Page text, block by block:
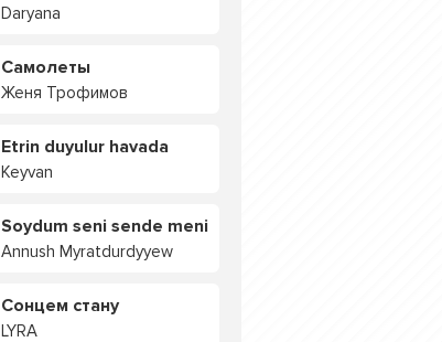
Daryana
Самолеты
Женя Трофимов
Etrin duyulur havada
Keyvan
Soydum seni sende meni
Annush Myratdurdyyew
Сонцем стану
LYRA